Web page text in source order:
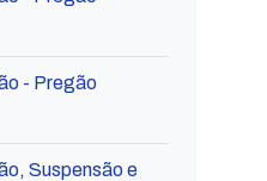
- Pregão
Suspensão e